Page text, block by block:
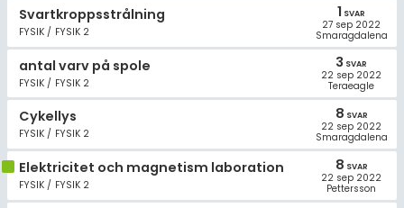
Svartkroppsstrålning
FYSIK / FYSIK 2
1 SVAR
27 sep 2022
Smaragdalena
antal varv på spole
FYSIK / FYSIK 2
3 SVAR
22 sep 2022
Teraeagle
Cykellys
FYSIK / FYSIK 2
8 SVAR
22 sep 2022
Smaragdalena
Elektricitet och magnetism laboration
FYSIK / FYSIK 2
8 SVAR
22 sep 2022
Pettersson